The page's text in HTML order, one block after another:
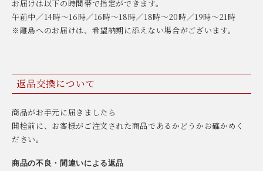
お届けは以下の時間帯で指定ができます。
午前中／14時〜16時／16時〜18時／18時〜20時／19時〜21時
※離島へのお届けは、希望納期に添えない場合がございます。
返品交換について
商品がお手元に届きましたら
開栓前に、お客様がご注文された商品であるかどうかお確かめく
ださい。
商品の不良・間違いによる返品